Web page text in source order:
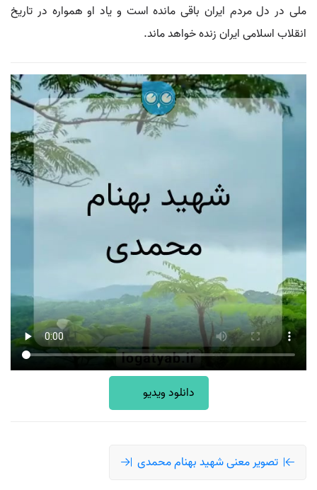
ملی در دل مردم ایران باقی مانده است و یاد او همواره در تاریخ
انقلاب اسلامی ایران زنده خواهد ماند.
دانلود ویدیو
تصویر معنی شهید بهنام محمدی